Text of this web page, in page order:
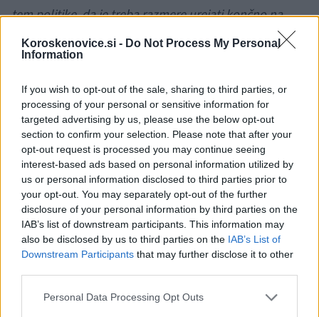
Koroskenovice.si - Do Not Process My Personal
Information
If you wish to opt-out of the sale, sharing to third parties, or
processing of your personal or sensitive information for
targeted advertising by us, please use the below opt-out
section to confirm your selection. Please note that after your
opt-out request is processed you may continue seeing
interest-based ads based on personal information utilized by
us or personal information disclosed to third parties prior to
your opt-out. You may separately opt-out of the further
disclosure of your personal information by third parties on the
IAB’s list of downstream participants. This information may
also be disclosed by us to third parties on the IAB’s List of
Downstream Participants that may further disclose it to other
Please note that this website/app uses one or more Google
Personal Data Processing Opt Outs
tem politike, da je treba razmere urejati končno na
način, da bomo lahko slovensko prebivalstvo
preskrbeli s tistimi zdravstvenimi storitvami, ki so
najbolj potrebne. S predpisi, razmerami, tudi plačami
je treba pritegniti zdravnike in jih obdržati na teh
delovnih mestih, tako kar se tiče specialnosti in tudi
posameznih regij,"je danes dejala predsednica
zbornice.
🎁 1 mesec brezplačno!Beri brez oglasov Preizkusi zdaj
Za posamezno regijo kot tako pa zbornica po njenih
besedah težko kaj naredi. "Nimamo nekih